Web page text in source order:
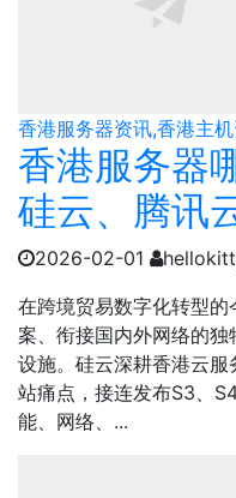
香港服务器资讯,香港主
香港服务器
硅云、腾讯
2026-02-01
在跨境贸易数字化转型
案、衔接国内外网络的
设施。硅云深耕香港云
站痛点，接连发布S3、
能、网络、...